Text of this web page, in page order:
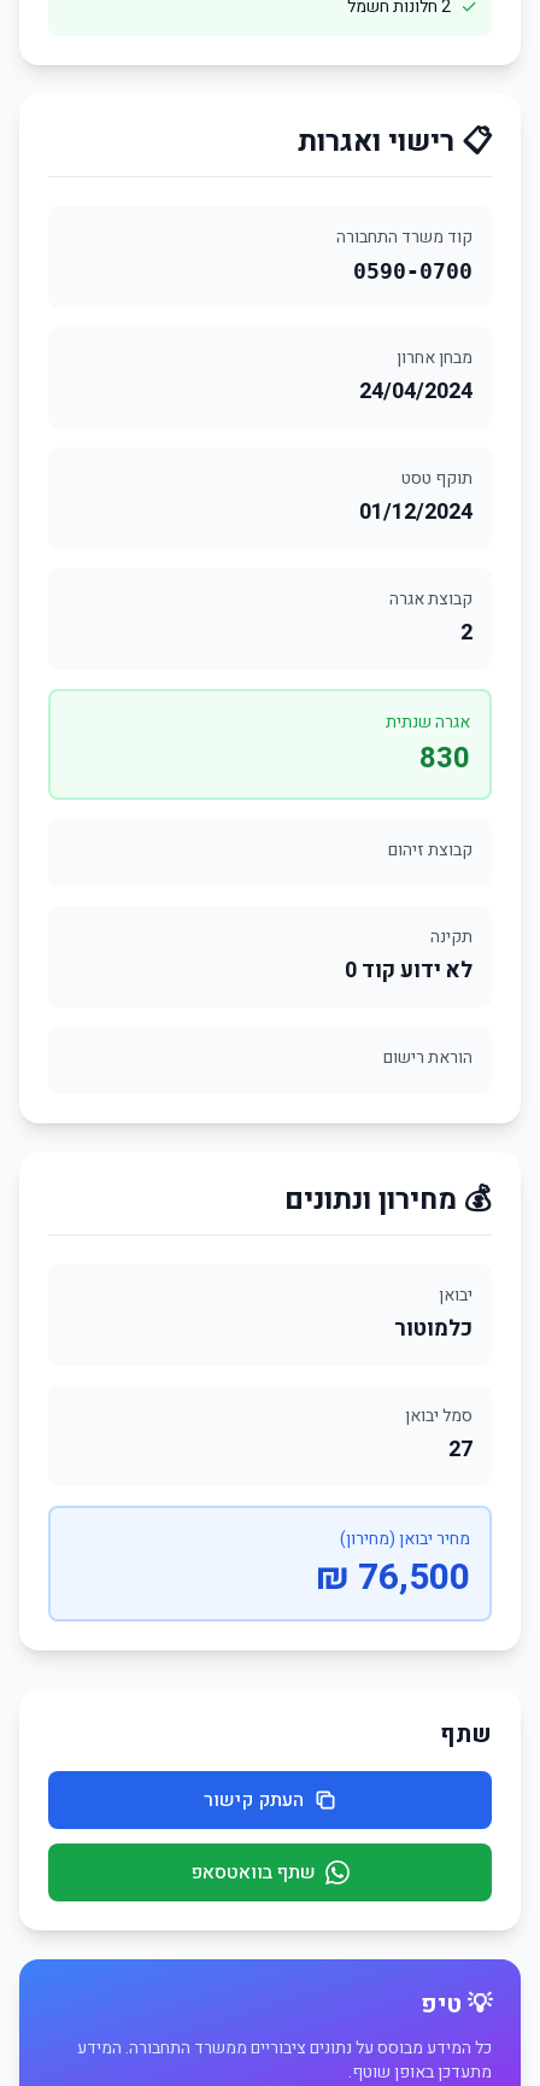
✓ 2 חלונות חשמל
📋 רישוי ואגרות
קוד משרד התחבורה
0590-0700
מבחן אחרון
24/04/2024
תוקף טסט
01/12/2024
קבוצת אגרה
2
אגרה שנתית
830
קבוצת זיהום
תקינה
לא ידוע קוד 0
הוראת רישום
💰 מחירון ונתונים
יבואן
כלמוטור
סמל יבואן
27
מחיר יבואן (מחירון)
76,500 ₪
שתף
העתק קישור
שתף בוואטסאפ
💡 טיפ
כל המידע מבוסס על נתונים ציבוריים ממשרד התחבורה. המידע
מתעדכן באופן שוטף.